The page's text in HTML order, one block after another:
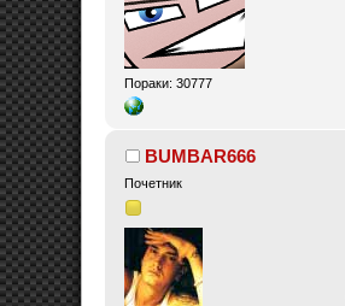
Пораки: 30777
BUMBAR666
Почетник